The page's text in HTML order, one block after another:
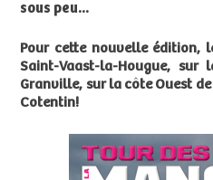
sous peu...
Pour cette nouvelle édition,
Saint-Vaast-la-Hougue, sur
Granville, sur la côte Ouest
Cotentin!